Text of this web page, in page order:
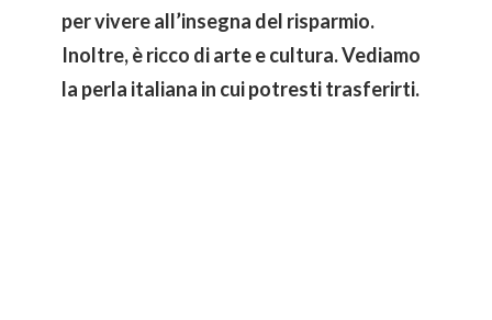
per vivere all’insegna del risparmio.
Inoltre, è ricco di arte e cultura. Vediamo
la perla italiana in cui potresti trasferirti.